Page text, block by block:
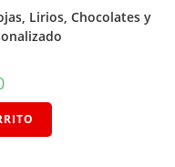
Lirios, Chocolates y